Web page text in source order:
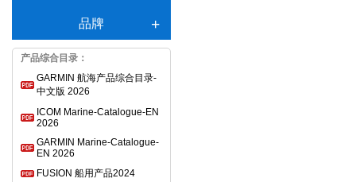
品牌
产品综合目录：
GARMIN 航海产品综合目录-
中文版 2026
ICOM Marine-Catalogue-EN
2026
GARMIN Marine-Catalogue-
EN 2026
FUSION 船用产品2024